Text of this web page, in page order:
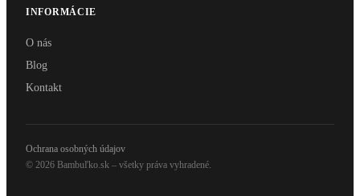
INFORMÁCIE
O nás
Blog
Kontakt
© 2026 Bambuľko.sk – všetky práva vyhradené.
Ochrana osobných údajov